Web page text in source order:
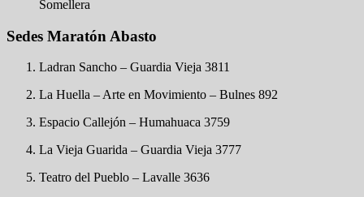
Somellera
Sedes Maratón Abasto
Ladran Sancho – Guardia Vieja 3811
La Huella – Arte en Movimiento – Bulnes 892
Espacio Callejón – Humahuaca 3759
La Vieja Guarida – Guardia Vieja 3777
Teatro del Pueblo – Lavalle 3636